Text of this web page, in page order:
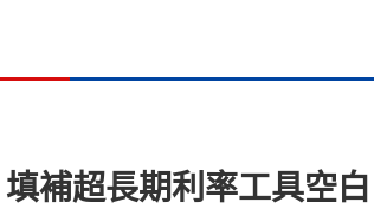
補超長期利率工具空白